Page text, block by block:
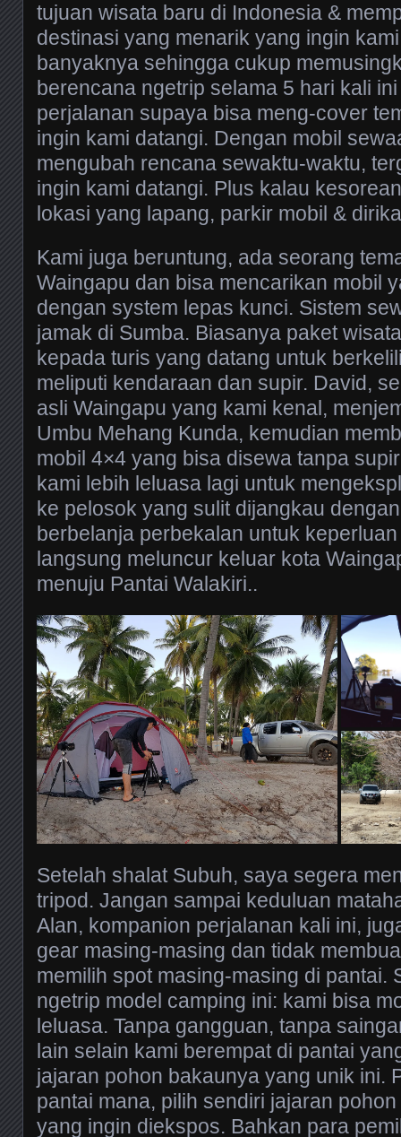
tujuan wisata baru di Indonesia &
destinasi yang menarik yang ingin
banyaknya sehingga cukup
berencana ngetrip selama 5 hari kali
perjalanan supaya bisa meng-cover
ingin kami datangi. Dengan mobil
mengubah rencana sewaktu-waktu,
ingin kami datangi. Plus kalau
lokasi yang lapang, parkir mobil &
Kami juga beruntung, ada seorang
Waingapu dan bisa mencarikan mobil
dengan system lepas kunci. Sistem
jamak di Sumba. Biasanya paket
kepada turis yang datang untuk
meliputi kendaraan dan supir. David,
asli Waingapu yang kami kenal,
Umbu Mehang Kunda, kemudian
mobil 4×4 yang bisa disewa tanpa
kami lebih leluasa lagi untuk
ke pelosok yang sulit dijangkau
berbelanja perbekalan untuk
langsung meluncur keluar kota
menuju Pantai Walakiri..
Setelah shalat Subuh, saya segera
tripod. Jangan sampai keduluan
Alan, kompanion perjalanan kali ini,
gear masing-masing dan tidak
memilih spot masing-masing di pantai.
ngetrip model camping ini: kami bisa
leluasa. Tanpa gangguan, tanpa
lain selain kami berempat di pantai
jajaran pohon bakaunya yang unik ini.
pantai mana, pilih sendiri jajaran
yang ingin diekspos. Bahkan para